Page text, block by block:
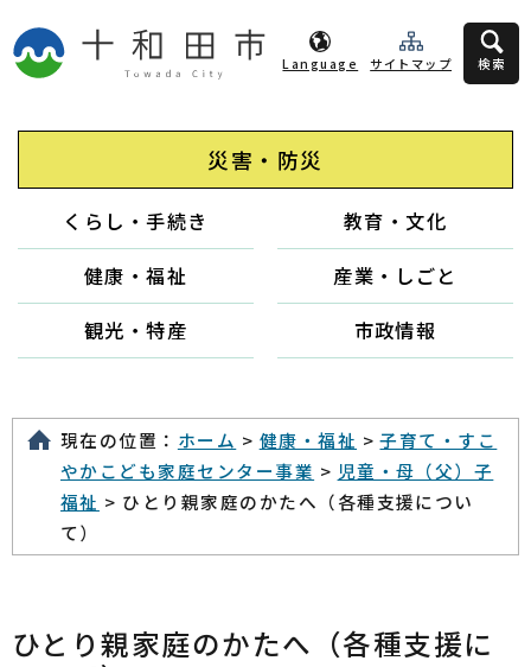
Language サイトマップ 検索
災害・防災
くらし・手続き
教育・文化
健康・福祉
産業・しごと
観光・特産
市政情報
現在の位置： ホーム > 健康・福祉 >子育て・すこ
やかこども家庭センター事業 > 児童・母（父）子
福祉 > ひとり親家庭のかたへ（各種支援につい
て）
ひとり親家庭のかたへ（各種支援に